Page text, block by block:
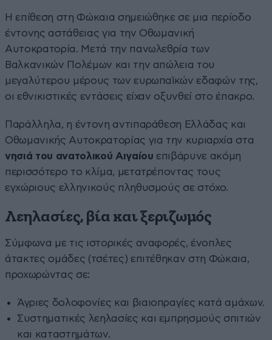
Η επίθεση στη Φώκαια σημειώθηκε σε μια περίοδο
έντονης αστάθειας για την Οθωμανική
Αυτοκρατορία. Μετά την πανωλεθρία των
Βαλκανικών Πολέμων και την απώλεια του
μεγαλύτερου μέρους των ευρωπαϊκών εδαφών της,
οι εθνικιστικές εντάσεις είχαν οξυνθεί στο έπακρο.
Παράλληλα, η έντονη αντιπαράθεση Ελλάδας και
Οθωμανικής Αυτοκρατορίας για την κυριαρχία στα
νησιά του ανατολικού Αιγαίου επιβάρυνε ακόμη
περισσότερο το κλίμα, μετατρέποντας τους
εγχώριους ελληνικούς πληθυσμούς σε στόχο.
Λεηλασίες, βία και ξεριζωμός
Σύμφωνα με τις ιστορικές αναφορές, ένοπλες
άτακτες ομάδες (τσέτες) επιτέθηκαν στη Φώκαια,
προχωρώντας σε:
Άγριες δολοφονίες και βιαιοπραγίες κατά αμάχων.
Συστηματικές λεηλασίες και εμπρησμούς σπιτιών
και καταστημάτων.